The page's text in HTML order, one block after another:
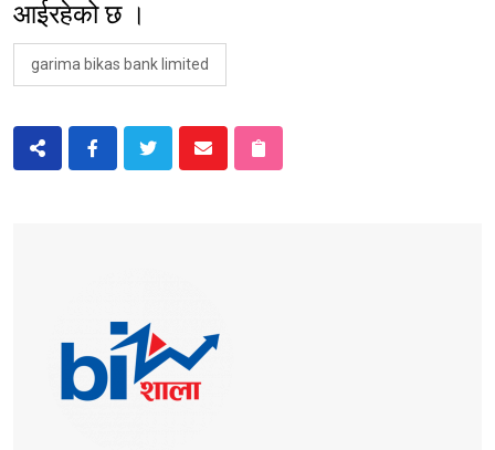
आईरहेको छ ।
garima bikas bank limited